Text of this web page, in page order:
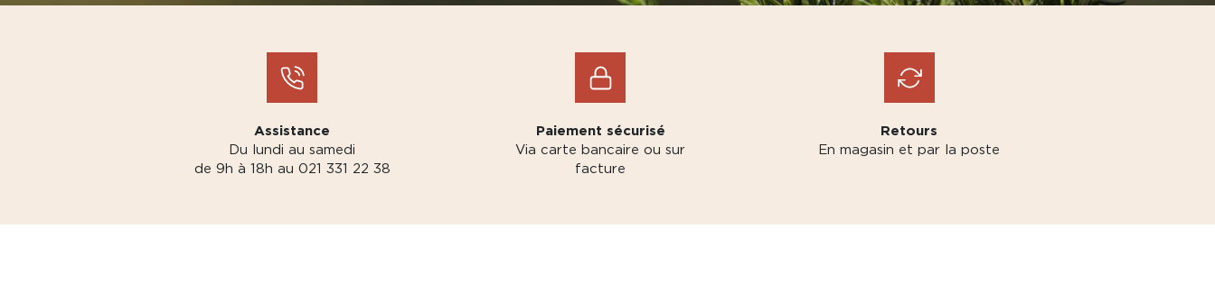
Assistance
Du lundi au samedi
de 9h à 18h au 021 331 22 38
Paiement sécurisé
Via carte bancaire ou sur
facture
Retours
En magasin et par la poste